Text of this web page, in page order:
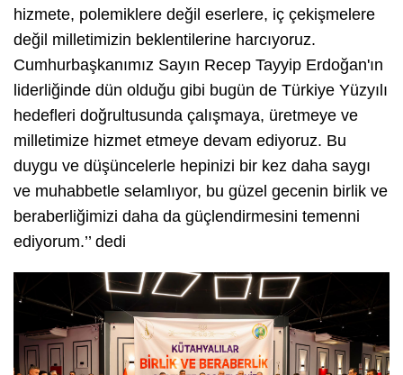
hizmete, polemiklere değil eserlere, iç çekişmelere
değil milletimizin beklentilerine harcıyoruz.
Cumhurbaşkanımız Sayın Recep Tayyip Erdoğan'ın
liderliğinde dün olduğu gibi bugün de Türkiye Yüzyılı
hedefleri doğrultusunda çalışmaya, üretmeye ve
milletimize hizmet etmeye devam ediyoruz. Bu
duygu ve düşüncelerle hepinizi bir kez daha saygı
ve muhabbetle selamlıyor, bu güzel gecenin birlik ve
beraberliğimizi daha da güçlendirmesini temenni
ediyorum.’’ dedi